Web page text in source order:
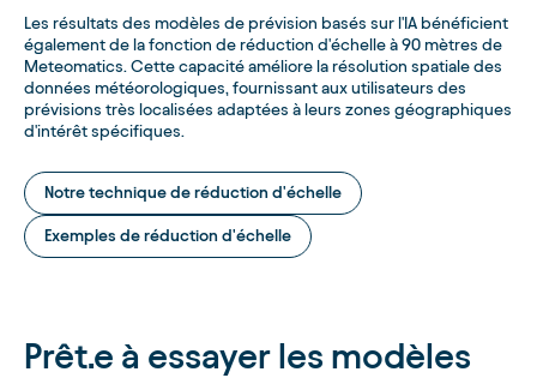
Les résultats des modèles de prévision basés sur l'IA bénéficient
également de la fonction de réduction d'échelle à 90 mètres de
Meteomatics. Cette capacité améliore la résolution spatiale des
données météorologiques, fournissant aux utilisateurs des
prévisions très localisées adaptées à leurs zones géographiques
d'intérêt spécifiques.
Notre technique de réduction d'échelle
Exemples de réduction d'échelle
Prêt.e à essayer les modèles